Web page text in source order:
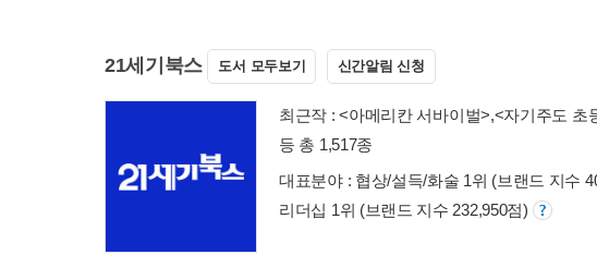
21세기북스 도서 모두보기 신간알림 신청
최근작 :<아메리칸 서바이벌>,<자기주도 초
등 총 1,517종
대표분야 : 협상/설득/화술 1위 (브랜드 지수
리더십 1위 (브랜드 지수 232,950점)